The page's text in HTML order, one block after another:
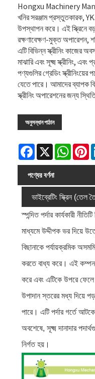
Hongxu Machinery
খনির সরঞ্জাম প্রস্তুতকারক, YKJ
উপস্থাপন করে। এই স্ক্রিনে
রক্ষণাবেক্ষণ-মুক্ত অপারেশন,
এটি বিভিন্ন স্ক্রীনিং কাজের
মাঝারি এবং সূক্ষ্ম স্ক্রীনিং,
পণ্যগুলির গ্রেডিং স্ক্রীনিংয়ের
যেতে পারে। আমাদের ব্যাপক
স্ক্রীনিং অপারেশনের জন্য
অনুসন্ধান পাঠান
Facebook
X
পণ্যের বর্ণনা
ভাইব্রেটিং স্ক্রিন (তেল
অত্যন্ত বহুমুখী স্ক্রীনিং
উপকরণ স্ক্রীনিং জন্য
স্ক্রীন এবং চূড়ান্ত পণ্যগুলির
করা যেতে পারে। এই স্ক্রিনটি
সহ বিভিন্ন স্ক্রীনিং
ব্যবহারকারীরা একক-স্তর,
নির্বাচন করতে পারেন। তারা
স্পন্দিত পর্দার কার্যকারী
মাধ্যমে উদ্দীপক ভর দিয়ে
বিছানাকে পর্যায়ক্রমিক
করতে বাধ্য করে। এই কম্পন
করে এবং এটিকে উপরে ফেলে
উপাদান স্তরের মধ্য দিয়ে
পারে। এটি পর্দার গর্তে
অবশেষে, সূক্ষ্ম দানাদার
নির্গত হয়।